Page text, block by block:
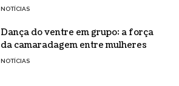
NOTÍCIAS
Dança do ventre em grupo: a força
da camaradagem entre mulheres
NOTÍCIAS